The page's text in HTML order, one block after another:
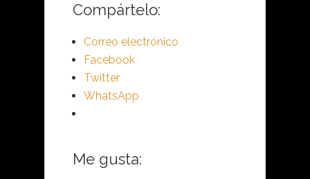
Compártelo:
Correo electrónico
Facebook
Twitter
WhatsApp
Me gusta: